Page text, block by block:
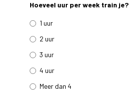
Hoeveel uur per week train je?
1 uur
2 uur
3 uur
4 uur
Meer dan 4